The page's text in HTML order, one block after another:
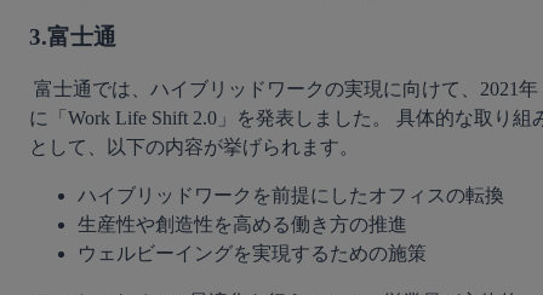
3.富士通
に「Work Life Shift 2.0」を発表しました。 具体的な取り組
として、以下の内容が挙げられます。
ハイブリッドワークを前提にしたオフィスの転換
生産性や創造性を高める働き方の推進
ウェルビーイングを実現するための施策